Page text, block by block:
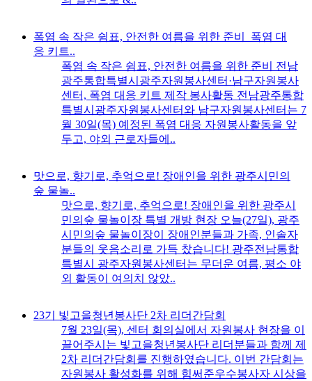
폭염 속 작은 쉼표, 안전한 여름을 위한 준비_폭염 대
응 키트..
폭염 속 작은 쉼표, 안전한 여름을 위한 준비 전남
광주통합특별시광주자원봉사센터·남구자원봉사
센터, 폭염 대응 키트 제작 봉사활동 전남광주통합
특별시광주자원봉사센터와 남구자원봉사센터는 7
월 30일(목) 예정된 폭염 대응 자원봉사활동을 앞
두고, 야외 근로자들에..
맛으로, 향기로, 추억으로! 장애인을 위한 광주시민의
숲 물놀..
맛으로, 향기로, 추억으로! 장애인을 위한 광주시
민의숲 물놀이장 특별 개방 현장 오늘(27일), 광주
시민의숲 물놀이장이 장애인분들과 가족, 인솔자
분들의 웃음소리로 가득 찼습니다! 광주전남통합
특별시 광주자원봉사센터는 무더운 여름, 평소 야
외 활동이 여의치 않았..
23기 빛고을청년봉사단 2차 리더간담회
7월 23일(목), 센터 회의실에서 자원봉사 현장을 이
끌어주시는 빛고을청년봉사단 리더분들과 함께 제
2차 리더간담회를 진행하였습니다. 이번 간담회는
자원봉사 활성화를 위해 힘써준우수봉사자 시상을